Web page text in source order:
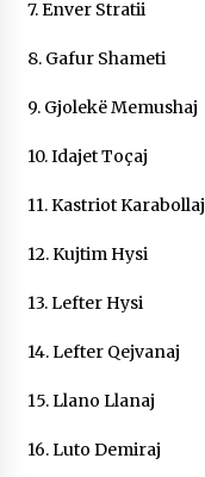
7. Enver Stratii
8. Gafur Shameti
9. Gjolekë Memushaj
10. Idajet Toçaj
11. Kastriot Karabollaj
12. Kujtim Hysi
13. Lefter Hysi
14. Lefter Qejvanaj
15. Llano Llanaj
16. Luto Demiraj